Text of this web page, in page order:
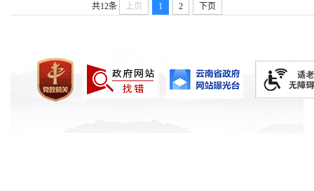
共12条 上页 1 2 下页